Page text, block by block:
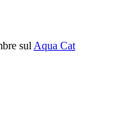
sulAqua Cat